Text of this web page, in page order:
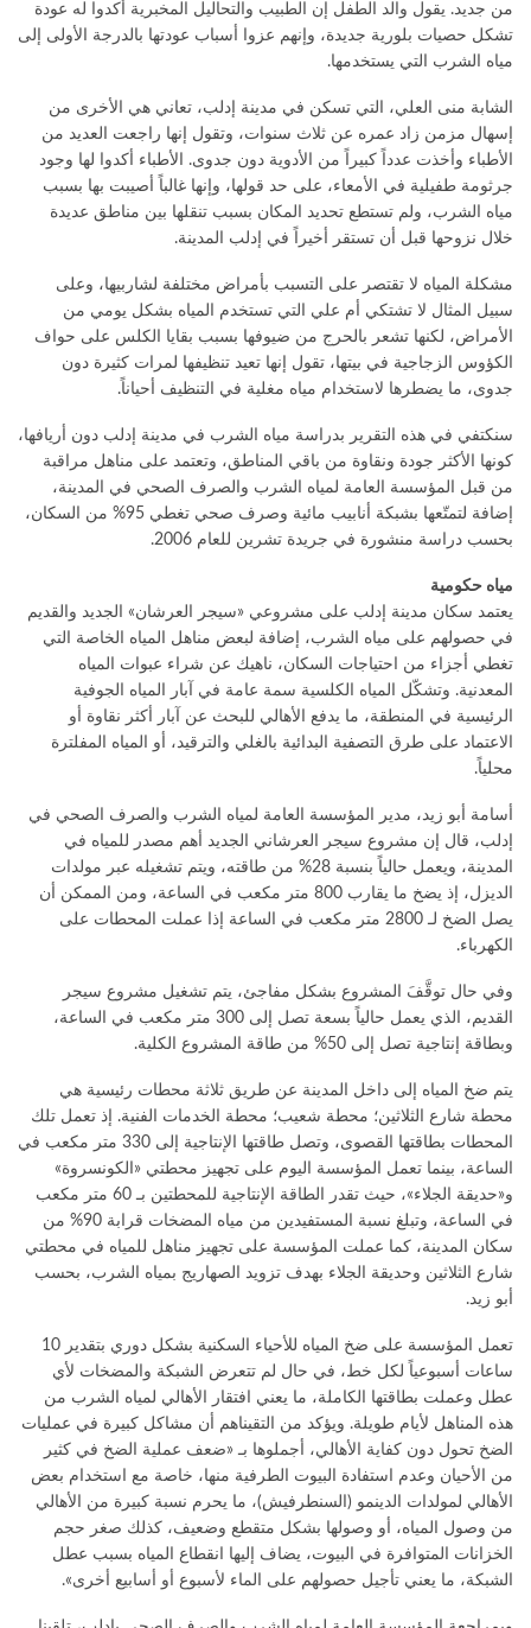
من جديد. يقول والد الطفل إن الطبيب والتحاليل المخبرية أكدوا له عودة
تشكل حصيات بلورية جديدة، وإنهم عزوا أسباب عودتها بالدرجة الأولى إلى
مياه الشرب التي يستخدمها.
الشابة منى العلي، التي تسكن في مدينة إدلب، تعاني هي الأخرى من
إسهال مزمن زاد عمره عن ثلاث سنوات، وتقول إنها راجعت العديد من
الأطباء وأخذت عدداً كبيراً من الأدوية دون جدوى. الأطباء أكدوا لها وجود
جرثومة طفيلية في الأمعاء، على حد قولها، وإنها غالباً أصيبت بها بسبب
مياه الشرب، ولم تستطع تحديد المكان بسبب تنقلها بين مناطق عديدة
خلال نزوحها قبل أن تستقر أخيراً في إدلب المدينة.
مشكلة المياه لا تقتصر على التسبب بأمراض مختلفة لشاربيها، وعلى
سبيل المثال لا تشتكي أم علي التي تستخدم المياه بشكل يومي من
الأمراض، لكنها تشعر بالحرج من ضيوفها بسبب بقايا الكلس على حواف
الكؤوس الزجاجية في بيتها، تقول إنها تعيد تنظيفها لمرات كثيرة دون
جدوى، ما يضطرها لاستخدام مياه مغلية في التنظيف أحياناً.
سنكتفي في هذه التقرير بدراسة مياه الشرب في مدينة إدلب دون أريافها،
كونها الأكثر جودة ونقاوة من باقي المناطق، وتعتمد على مناهل مراقبة
من قبل المؤسسة العامة لمياه الشرب والصرف الصحي في المدينة،
إضافة لتمتّعها بشبكة أنابيب مائية وصرف صحي تغطي 95% من السكان،
بحسب دراسة منشورة في جريدة تشرين للعام 2006.
مياه حكومية
يعتمد سكان مدينة إدلب على مشروعي «سيجر العرشان» الجديد والقديم
في حصولهم على مياه الشرب، إضافة لبعض مناهل المياه الخاصة التي
تغطي أجزاء من احتياجات السكان، ناهيك عن شراء عبوات المياه
المعدنية. وتشكّل المياه الكلسية سمة عامة في آبار المياه الجوفية
الرئيسية في المنطقة، ما يدفع الأهالي للبحث عن آبار أكثر نقاوة أو
الاعتماد على طرق التصفية البدائية بالغلي والترقيد، أو المياه المفلترة
محلياً.
أسامة أبو زيد، مدير المؤسسة العامة لمياه الشرب والصرف الصحي في
إدلب، قال إن مشروع سيجر العرشاني الجديد أهم مصدر للمياه في
المدينة، ويعمل حالياً بنسبة 28% من طاقته، ويتم تشغيله عبر مولدات
الديزل، إذ يضخ ما يقارب 800 متر مكعب في الساعة، ومن الممكن أن
يصل الضخ لـ 2800 متر مكعب في الساعة إذا عملت المحطات على
الكهرباء.
وفي حال توقَّفَ المشروع بشكل مفاجئ، يتم تشغيل مشروع سيجر
القديم، الذي يعمل حالياً بسعة تصل إلى 300 متر مكعب في الساعة،
وبطاقة إنتاجية تصل إلى 50% من طاقة المشروع الكلية.
يتم ضخ المياه إلى داخل المدينة عن طريق ثلاثة محطات رئيسية هي
محطة شارع الثلاثين؛ محطة شعيب؛ محطة الخدمات الفنية. إذ تعمل تلك
المحطات بطاقتها القصوى، وتصل طاقتها الإنتاجية إلى 330 متر مكعب في
الساعة، بينما تعمل المؤسسة اليوم على تجهيز محطتي «الكونسروة»
و«حديقة الجلاء»، حيث تقدر الطاقة الإنتاجية للمحطتين بـ 60 متر مكعب
في الساعة، وتبلغ نسبة المستفيدين من مياه المضخات قرابة 90% من
سكان المدينة، كما عملت المؤسسة على تجهيز مناهل للمياه في محطتي
شارع الثلاثين وحديقة الجلاء بهدف تزويد الصهاريج بمياه الشرب، بحسب
أبو زيد.
تعمل المؤسسة على ضخ المياه للأحياء السكنية بشكل دوري بتقدير 10
ساعات أسبوعياً لكل خط، في حال لم تتعرض الشبكة والمضخات لأي
عطل وعملت بطاقتها الكاملة، ما يعني افتقار الأهالي لمياه الشرب من
هذه المناهل لأيام طويلة. ويؤكد من التقيناهم أن مشاكل كبيرة في عمليات
الضخ تحول دون كفاية الأهالي، أجملوها بـ «ضعف عملية الضخ في كثير
من الأحيان وعدم استفادة البيوت الطرفية منها، خاصة مع استخدام بعض
الأهالي لمولدات الدينمو (السنطرفيش)، ما يحرم نسبة كبيرة من الأهالي
من وصول المياه، أو وصولها بشكل متقطع وضعيف، كذلك صغر حجم
الخزانات المتوافرة في البيوت، يضاف إليها انقطاع المياه بسبب عطل
الشبكة، ما يعني تأجيل حصولهم على الماء لأسبوع أو أسابيع أخرى».